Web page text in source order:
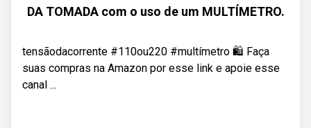
DA TOMADA com o uso de um MULTÍMETRO.
tensãodacorrente #110ou220 #multímetro 🛍️ Faça
suas compras na Amazon por esse link e apoie esse
canal ...